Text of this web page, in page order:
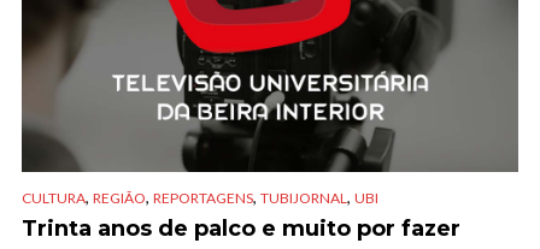
CULTURA, REGIÃO, REPORTAGENS, TUBIJORNAL, UBI
Trinta anos de palco e muito por fazer